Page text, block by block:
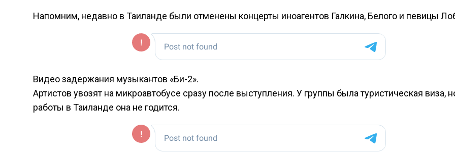
Напомним, недавно в Таиланде были отменены концерты иноагентов Галкина, Белого и певицы
Видео задержания музыкантов «Би-2».
Артистов увозят на микроавтобусе сразу после выступления. У группы была туристическая виза,
работы в Таиланде она не годится.